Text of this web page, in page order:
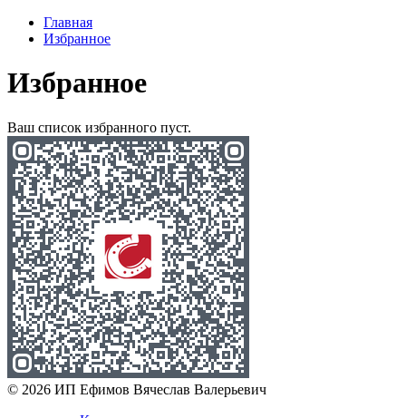
Главная
Избранное
Избранное
Ваш список избранного пуст.
© 2026 ИП Ефимов Вячеслав Валерьевич